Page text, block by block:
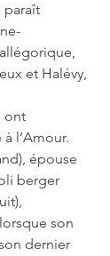
paraît
et Halévy,
ont
l’Amour.
épouse
berger
son
dernier